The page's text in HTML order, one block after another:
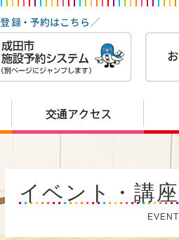
イベント・講座
EVENT